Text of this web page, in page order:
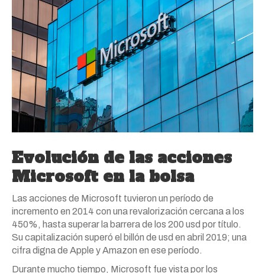
Evolución de las acciones
Microsoft en la bolsa
Las acciones de Microsoft tuvieron un período de
incremento en 2014 con una revalorización cercana a los
450%, hasta superar la barrera de los 200 usd por título.
Su capitalización superó el billón de usd en abril 2019; una
cifra digna de Apple y Amazon en ese período.
Durante mucho tiempo, Microsoft fue vista por los